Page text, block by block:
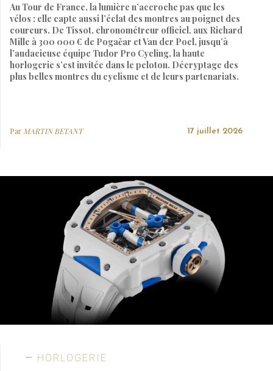
Au Tour de France, la lumière n’accroche pas que les
vélos : elle capte aussi l’éclat des montres au poignet des
coureurs. De Tissot, chronométreur officiel, aux Richard
Mille à 300 000 € de Pogačar et Van der Poel, jusqu’à
l’audacieuse équipe Tudor Pro Cycling, la haute
horlogerie s’est invitée dans le peloton. Décryptage des
plus belles montres du cyclisme et de leurs partenariats.
Par MARTIN BETANT 17 juillet 2026
HORLOGERIE